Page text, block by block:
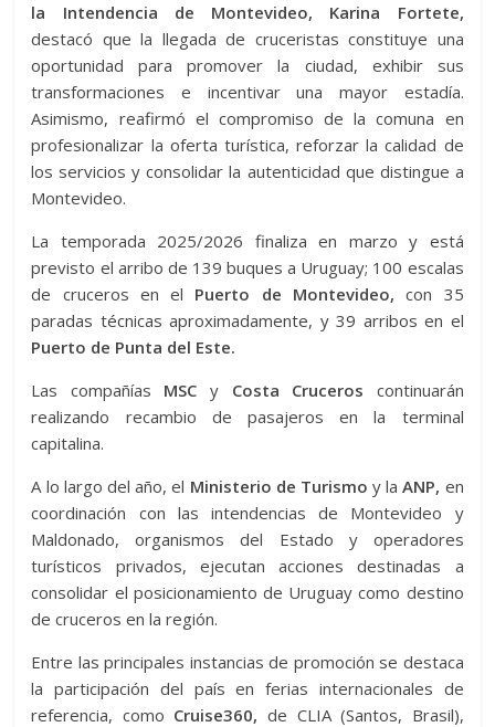
la Intendencia de Montevideo, Karina Fortete,
destacó que la llegada de cruceristas constituye una
oportunidad para promover la ciudad, exhibir sus
transformaciones e incentivar una mayor estadía.
Asimismo, reafirmó el compromiso de la comuna en
profesionalizar la oferta turística, reforzar la calidad de
los servicios y consolidar la autenticidad que distingue a
Montevideo.
La temporada 2025/2026 finaliza en marzo y está
previsto el arribo de 139 buques a Uruguay; 100 escalas
de cruceros en el Puerto de Montevideo, con 35
paradas técnicas aproximadamente, y 39 arribos en el
Puerto de Punta del Este.
Las compañías MSC y Costa Cruceros continuarán
realizando recambio de pasajeros en la terminal
capitalina.
A lo largo del año, el Ministerio de Turismo y laANP, en
coordinación con las intendencias de Montevideo y
Maldonado, organismos del Estado y operadores
turísticos privados, ejecutan acciones destinadas a
consolidar el posicionamiento de Uruguay como destino
de cruceros en la región.
Entre las principales instancias de promoción se destaca
la participación del país en ferias internacionales de
referencia, como Cruise360, de CLIA (Santos, Brasil),